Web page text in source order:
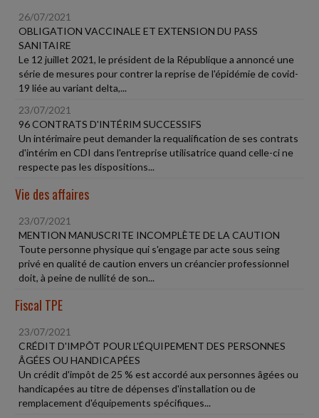
26/07/2021
OBLIGATION VACCINALE ET EXTENSION DU PASS
SANITAIRE
Le 12 juillet 2021, le président de la République a annoncé une
série de mesures pour contrer la reprise de l'épidémie de covid-
19 liée au variant delta,...
23/07/2021
96 CONTRATS D'INTÉRIM SUCCESSIFS
Un intérimaire peut demander la requalification de ses contrats
d'intérim en CDI dans l'entreprise utilisatrice quand celle-ci ne
respecte pas les dispositions...
Vie des affaires
23/07/2021
MENTION MANUSCRITE INCOMPLÈTE DE LA CAUTION
Toute personne physique qui s'engage par acte sous seing
privé en qualité de caution envers un créancier professionnel
doit, à peine de nullité de son...
Fiscal TPE
23/07/2021
CRÉDIT D'IMPÔT POUR L'ÉQUIPEMENT DES PERSONNES
ÂGÉES OU HANDICAPÉES
Un crédit d'impôt de 25 % est accordé aux personnes âgées ou
handicapées au titre de dépenses d'installation ou de
remplacement d'équipements spécifiques...